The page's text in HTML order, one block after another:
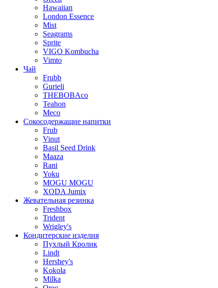
Hawaiian
London Essence
Mist
Seagrams
Sprite
VIGO Kombucha
Vimto
Чай
Frubb
Gurieli
THEBOBAco
Teahon
Meco
Сокосодержащие напитки
Frub
Vinut
Basil Seed Drink
Maaza
Rani
Yoku
MOGU MOGU
XODA Jumix
Жевательная резинка
Freshbox
Trident
Wrigley's
Кондитерские изделия
Пухлый Кролик
Lindt
Hershey's
Kokola
Milka